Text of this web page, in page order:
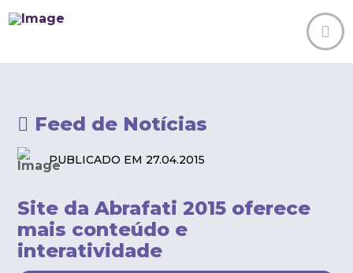
Feed de Notícias
PUBLICADO EM 27.04.2015
Site da Abrafati 2015 oferece
mais conteúdo e
interatividade